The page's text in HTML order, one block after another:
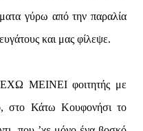
γύρω από την παραλία
και μας φίλεψε.
ΜΕΙΝΕΙ φοιτητής με
στο Κάτω Κουφονήσι το